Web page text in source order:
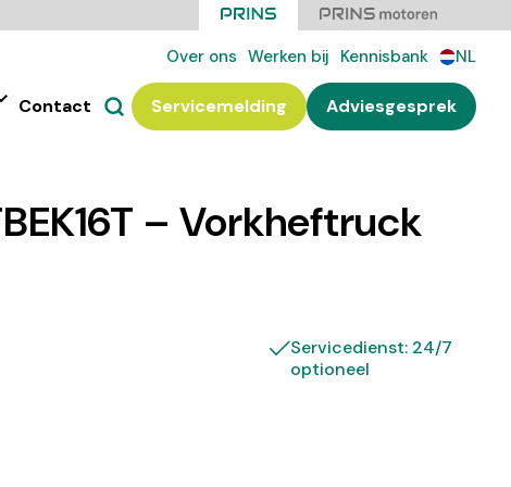
Over ons Werken bij Kennisbank NL
Contact Servicemelding Adviesgesprek
– Vorkheftruck
Servicedienst: 24/7
optioneel